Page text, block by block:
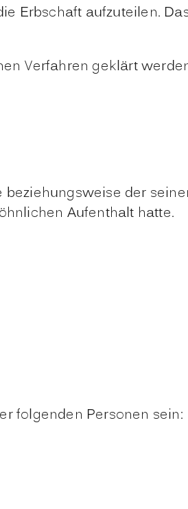
Erbschaft aufzuteilen.
Verfahren geklärt
der
Aufenthalt hatte.
folgenden Personen sein: